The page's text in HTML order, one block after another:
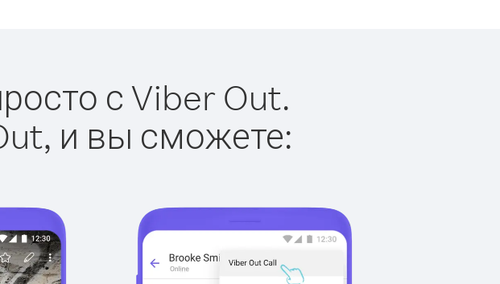
с Viber Out.
и вы сможете: